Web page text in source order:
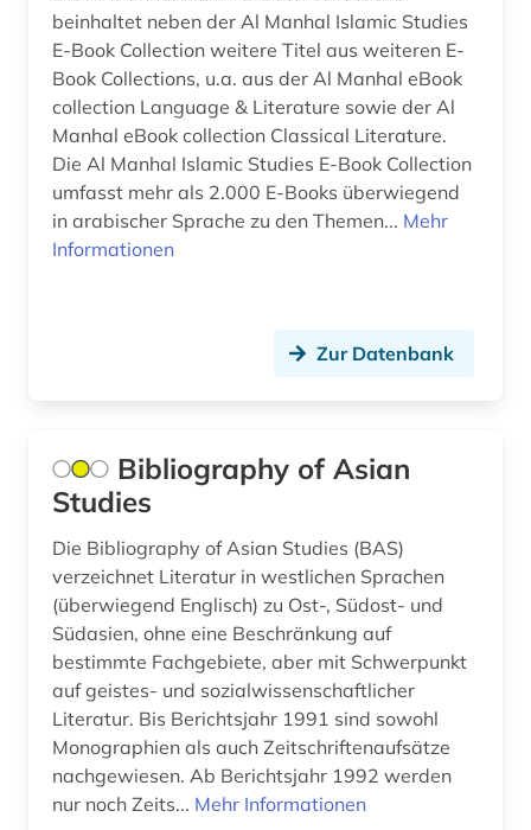
kurdisch (1)
kurdistan (1)
lehrrede (1)
libanon (2)
lied (1)
maghreb-studien (1)
medizingeschichte (1)
mena-region (1)
mittelasien (5)
mittelasien (1)
mittelasien <gus> (1)
mittelasien gus (1)
beinhaltet neben der Al Manhal Islamic Studies
E-Book Collection weitere Titel aus weiteren E-
Book Collections, u.a. aus der Al Manhal eBook
collection Language & Literature sowie der Al
Manhal eBook collection Classical Literature.
Die Al Manhal Islamic Studies E-Book Collection
umfasst mehr als 2.000 E-Books überwiegend
in arabischer Sprache zu den Themen... Mehr
Informationen
Zur Datenbank
Bibliography of Asian
Studies
Die Bibliography of Asian Studies (BAS)
verzeichnet Literatur in westlichen Sprachen
(überwiegend Englisch) zu Ost-, Südost- und
Südasien, ohne eine Beschränkung auf
bestimmte Fachgebiete, aber mit Schwerpunkt
auf geistes- und sozialwissenschaftlicher
Literatur. Bis Berichtsjahr 1991 sind sowohl
Monographien als auch Zeitschriftenaufsätze
nachgewiesen. Ab Berichtsjahr 1992 werden
nur noch Zeits... Mehr Informationen